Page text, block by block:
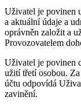
Uživatel je povinen
a aktuální údaje a
oprávněn založit a
Provozovatelem
Uživatel je povinen
užití třetí osobou.
účtu odpovídá
zavinění.